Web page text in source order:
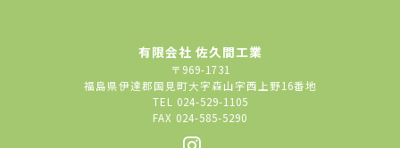
有限会社 佐久間工業
〒969-1731
福島県伊達郡国見町大字森山字西上野16番地
TEL 024-529-1105
FAX 024-585-5290